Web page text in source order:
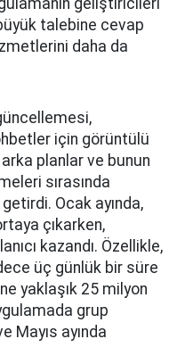
geliştiricileri
talebine cevap
daha da
için görüntülü
planlar ve bunun
sırasında
Ocak ayında,
çıkarken,
kazandı. Özellikle,
üç günlük bir süre
yaklaşık 25 milyon
grup
Mayıs ayında